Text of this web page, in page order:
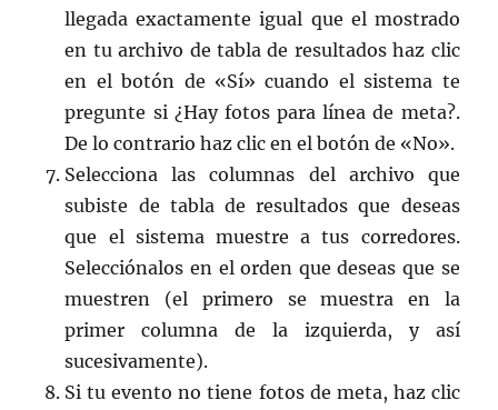
llegada exactamente igual que el mostrado
en tu archivo de tabla de resultados haz clic
en el botón de «Sí» cuando el sistema te
pregunte si ¿Hay fotos para línea de meta?.
De lo contrario haz clic en el botón de «No».
Selecciona las columnas del archivo que
subiste de tabla de resultados que deseas
que el sistema muestre a tus corredores.
Selecciónalos en el orden que deseas que se
muestren (el primero se muestra en la
primer columna de la izquierda, y así
sucesivamente).
Si tu evento no tiene fotos de meta, haz clic